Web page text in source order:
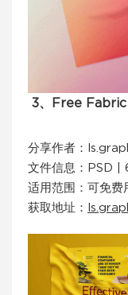
3、Free
分享作者：
文件信息：PSD
适用范围：可免费
获取地址：